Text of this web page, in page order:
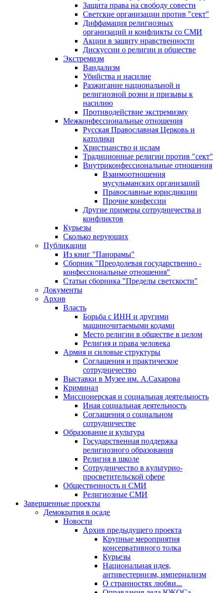
Защита права на свободу совести
Светские организации против "сект"
Диффамация религиозных
организаций и конфликты со СМИ
Акции в защиту нравственности
Дискуссии о религии и обществе
Экстремизм
Вандализм
Убийства и насилие
Разжигание национальной и
религиозной розни и призывы к
насилию
Противодействие экстремизму
Межконфессиональные отношения
Русская Православная Церковь и
католики
Христианство и ислам
Традиционные религии против "сект"
Внутриконфессиональные отношения
Взаимоотношения
мусульманских организаций
Православные юрисдикции
Прочие конфессии
Другие примеры сотрудничества и
конфликтов
Курьезы
Сколько верующих
Публикации
Из книг "Панорамы"
Сборник "Преодолевая государственно -
конфессиональные отношения"
Статьи сборника "Пределы светскости"
Документы
Архив
Власть
Борьба с ИНН и другими
машиночитаемыми кодами
Место религии в обществе в целом
Религия и права человека
Армия и силовые структуры
Соглашения и практическое
сотрудничество
Выставки в Музее им. А.Сахарова
Криминал
Миссионерская и социальная деятельность
Иная социальная деятельность
Соглашения о социальном
сотрудничестве
Образование и культура
Государственная поддержка
религиозного образования
Религия в школе
Сотрудничество в культурно-
просветительской сфере
Общественность и СМИ
Религиозные СМИ
Завершенные проекты
Демократия в осаде
Новости
Архив предыдущего проекта
Крупные мероприятия
консервативного толка
Курьезы
Национальная идея,
антивестернизм, империализм
О странностях любви...